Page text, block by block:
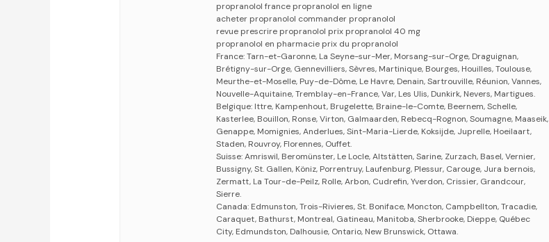
propranolol france propranolol en ligne
acheter propranolol commander propranolol
revue prescrire propranolol prix propranolol 40 mg
propranolol en pharmacie prix du propranolol
France: Tarn-et-Garonne, La Seyne-sur-Mer, Morsang-sur-Orge, Draguignan,
Brétigny-sur-Orge, Gennevilliers, Sèvres, Martinique, Bourges, Houilles, Toulouse,
Meurthe-et-Moselle, Puy-de-Dôme, Le Havre, Denain, Sartrouville, Réunion, Vannes,
Nouvelle-Aquitaine, Tremblay-en-France, Var, Les Ulis, Dunkirk, Nevers, Martigues.
Belgique: Ittre, Kampenhout, Brugelette, Braine-le-Comte, Beernem, Schelle,
Kasterlee, Bouillon, Ronse, Virton, Galmaarden, Rebecq-Rognon, Soumagne, Maaseik,
Genappe, Momignies, Anderlues, Sint-Maria-Lierde, Koksijde, Juprelle, Hoeilaart,
Staden, Rouvroy, Florennes, Ouffet.
Suisse: Amriswil, Beromünster, Le Locle, Altstätten, Sarine, Zurzach, Basel, Vernier,
Bussigny, St. Gallen, Köniz, Porrentruy, Laufenburg, Plessur, Carouge, Jura bernois,
Zermatt, La Tour-de-Peilz, Rolle, Arbon, Cudrefin, Yverdon, Crissier, Grandcour,
Sierre.
Canada: Edmunston, Trois-Rivieres, St. Boniface, Moncton, Campbellton, Tracadie,
Caraquet, Bathurst, Montreal, Gatineau, Manitoba, Sherbrooke, Dieppe, Québec
City, Edmundston, Dalhousie, Ontario, New Brunswick, Ottawa.